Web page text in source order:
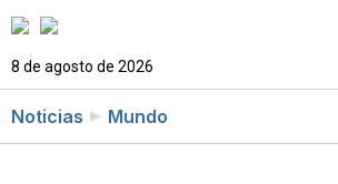
8 de agosto de 2026
Noticias Mundo